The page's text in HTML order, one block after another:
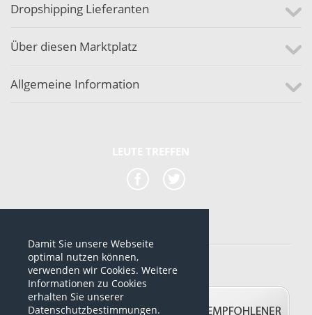
Dropshipping Lieferanten
Über diesen Marktplatz
Allgemeine Information
*alle Preise sind netto Preise
© 2012-2026 www.dropshipping-marktplatz.de
Damit Sie unsere Webseite
optimal nutzen können,
verwenden wir Cookies. Weitere
Informationen zu Cookies
erhalten Sie unserer
Datenschutzbestimmungen.